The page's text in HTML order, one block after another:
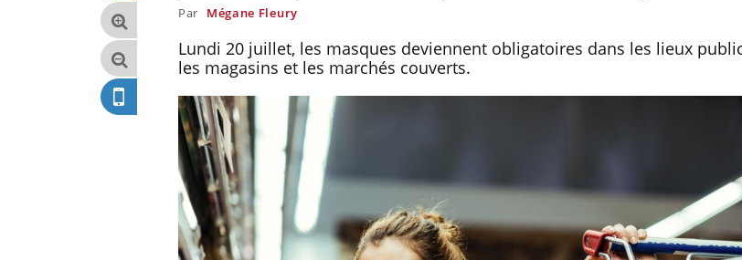
Par Mégane Fleury
Lundi 20 juillet, les masques deviennent obligatoires dans les lieux
les magasins et les marchés couverts.